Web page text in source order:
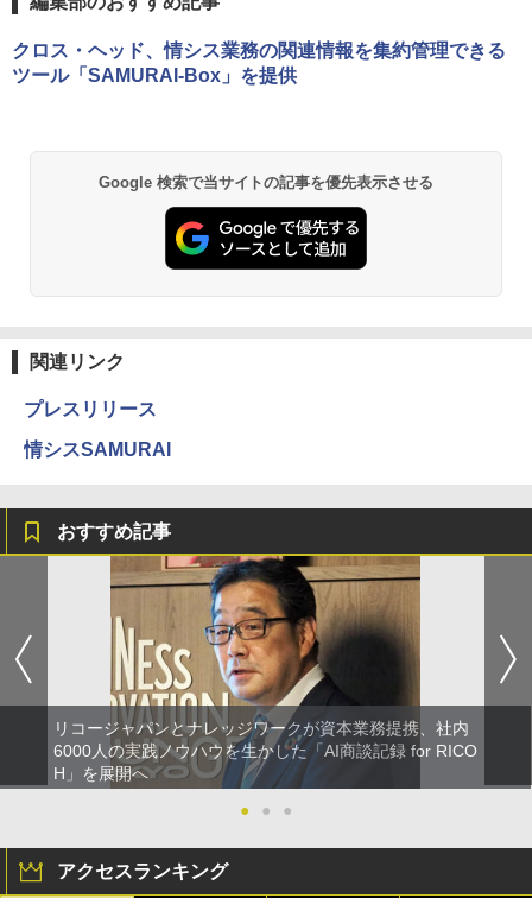
クロス・ヘッド、情シス業務の関連情報を集約管理できる
ツール「SAMURAI-Box」を提供
Google 検索で当サイトの記事を優先表示させる
関連リンク
プレスリリース
情シスSAMURAI
おすすめ記事
リコージャパンとナレッジワークが資本業務提携、社内
6000人の実践ノウハウを生かした「AI商談記録 for RICO
H」を展開へ
●
● ●
アクセスランキング